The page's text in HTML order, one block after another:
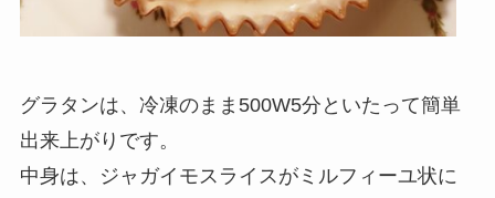
グラタンは、冷凍のまま500W5分といたって簡単
出来上がりです。
中身は、ジャガイモスライスがミルフィーユ状に